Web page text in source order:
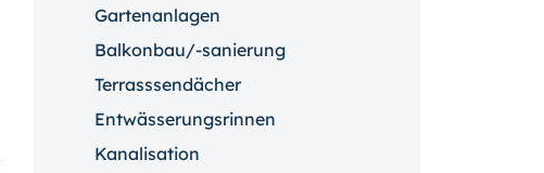
Gartenanlagen
Balkonbau/-sanierung
Terrasssendächer
Entwässerungsrinnen
Kanalisation